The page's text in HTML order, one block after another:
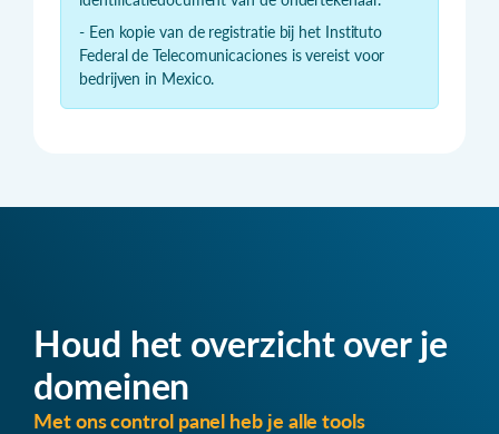
- Een kopie van de registratie bij het Instituto
Federal de Telecomunicaciones is vereist voor
bedrijven in Mexico.
Houd het overzicht over je
domeinen
Met ons control panel heb je alle tools